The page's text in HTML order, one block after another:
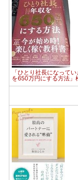
「ひとり社長になって
を650万円にする方法」